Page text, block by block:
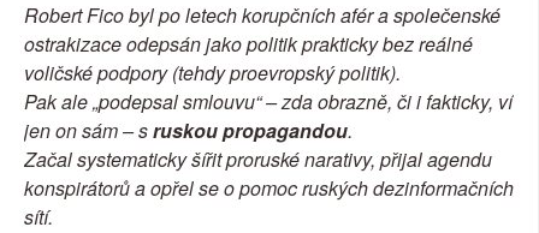
Robert Fico byl po letech korupčních afér a společenské
ostrakizace odepsán jako politik prakticky bez reálné
voličské podpory (tehdy proevropský politik).
Pak ale „podepsal smlouvu“ – zda obrazně, či i fakticky, ví
jen on sám – s ruskou propagandou.
Začal systematicky šířit proruské narativy, přijal agendu
konspirátorů a opřel se o pomoc ruských dezinformačních
sítí.